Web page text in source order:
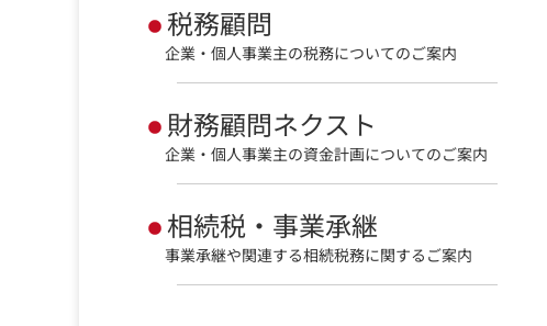
税務顧問
企業・個人事業主の税務についてのご案内
財務顧問ネクスト
企業・個人事業主の資金計画についてのご案内
相続税・事業承継
事業承継や関連する相続税務に関するご案内